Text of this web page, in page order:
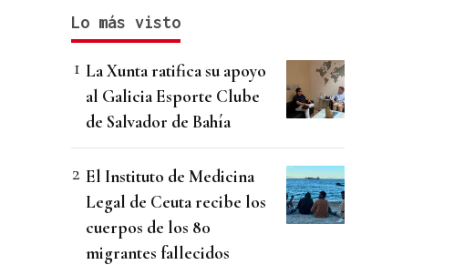
Lo más visto
La Xunta ratifica su apoyo
al Galicia Esporte Clube
de Salvador de Bahía
El Instituto de Medicina
Legal de Ceuta recibe los
cuerpos de los 80
migrantes fallecidos